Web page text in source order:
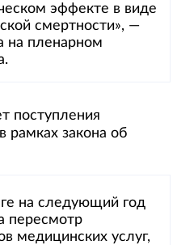
эффекте в виде
смертности», —
на пленарном
поступления
рамках закона об
на следующий год
пересмотр
медицинских услуг,